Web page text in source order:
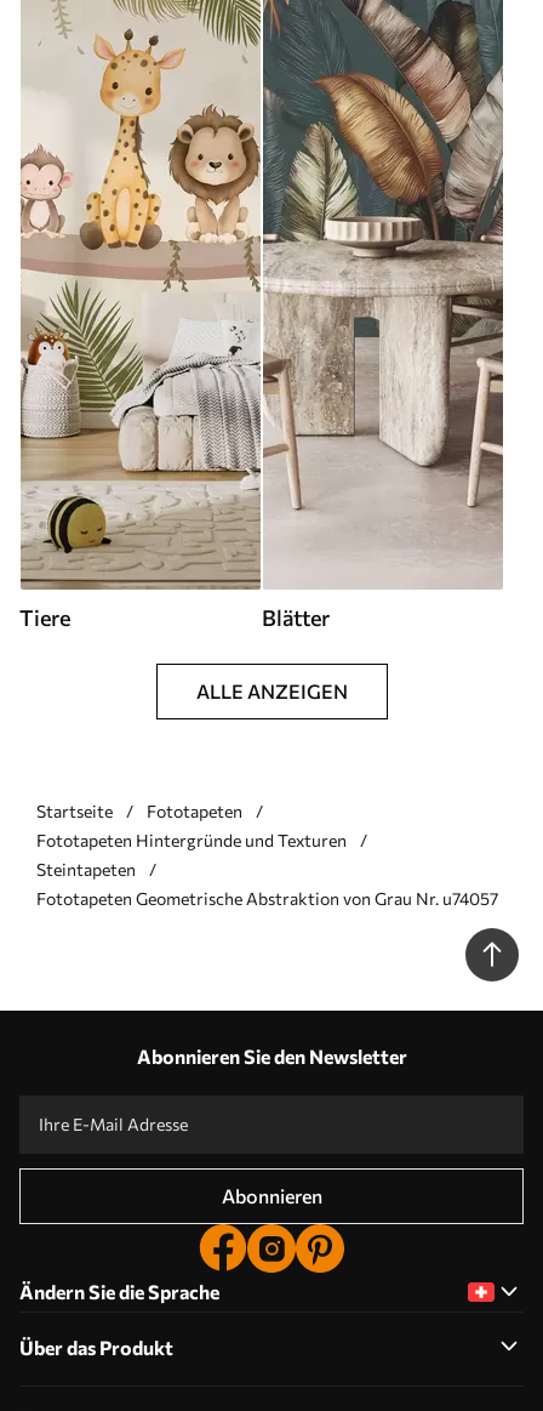
Tiere Blätter
ALLE ANZEIGEN
Startseite
Fototapeten
Fototapeten Hintergründe und Texturen
Steintapeten
Fototapeten Geometrische Abstraktion von Grau Nr. u74057
Abonnieren Sie den Newsletter
Abonnieren
Ändern Sie die Sprache
Über das Produkt